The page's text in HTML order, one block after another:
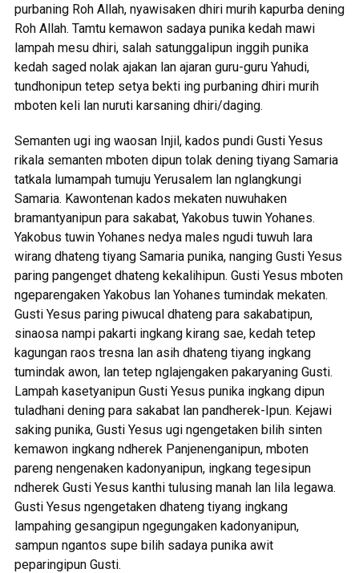
purbaning Roh Allah, nyawisaken dhiri murih kapurba dening
Roh Allah. Tamtu kemawon sadaya punika kedah mawi
lampah mesu dhiri, salah satunggalipun inggih punika
kedah saged nolak ajakan lan ajaran guru-guru Yahudi,
tundhonipun tetep setya bekti ing purbaning dhiri murih
mboten keli lan nuruti karsaning dhiri/daging.
Semanten ugi ing waosan Injil, kados pundi Gusti Yesus
rikala semanten mboten dipun tolak dening tiyang Samaria
tatkala lumampah tumuju Yerusalem lan nglangkungi
Samaria. Kawontenan kados mekaten nuwuhaken
bramantyanipun para sakabat, Yakobus tuwin Yohanes.
Yakobus tuwin Yohanes nedya males ngudi tuwuh lara
wirang dhateng tiyang Samaria punika, nanging Gusti Yesus
paring pangenget dhateng kekalihipun. Gusti Yesus mboten
ngeparengaken Yakobus lan Yohanes tumindak mekaten.
Gusti Yesus paring piwucal dhateng para sakabatipun,
sinaosa nampi pakarti ingkang kirang sae, kedah tetep
kagungan raos tresna lan asih dhateng tiyang ingkang
tumindak awon, lan tetep nglajengaken pakaryaning Gusti.
Lampah kasetyanipun Gusti Yesus punika ingkang dipun
tuladhani dening para sakabat lan pandherek-Ipun. Kejawi
saking punika, Gusti Yesus ugi ngengetaken bilih sinten
kemawon ingkang ndherek Panjenenganipun, mboten
pareng nengenaken kadonyanipun, ingkang tegesipun
ndherek Gusti Yesus kanthi tulusing manah lan lila legawa.
Gusti Yesus ngengetaken dhateng tiyang ingkang
lampahing gesangipun ngegungaken kadonyanipun,
sampun ngantos supe bilih sadaya punika awit
peparingipun Gusti.